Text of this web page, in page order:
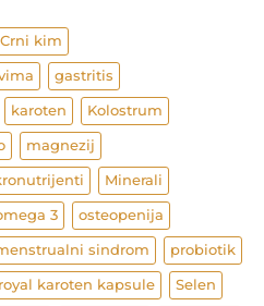
Crni kim
gastritis
karoten Kolostrum
magnezij
Minerali
3 osteopenija
sindrom probiotik
royal karoten kapsule Selen